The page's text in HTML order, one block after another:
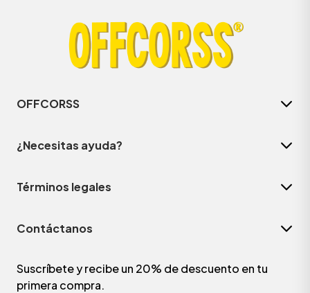
OFFCORSS
¿Necesitas ayuda?
Términos legales
Contáctanos
Suscríbete y recibe un 20% de descuento en tu
primera compra.